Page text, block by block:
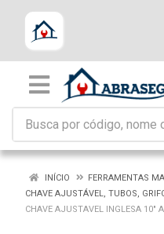
INÍCIO
FERRAMENTAS
CHAVE AJUSTÁVEL, TUBOS,
CHAVE AJUSTAVEL INGLESA 10"